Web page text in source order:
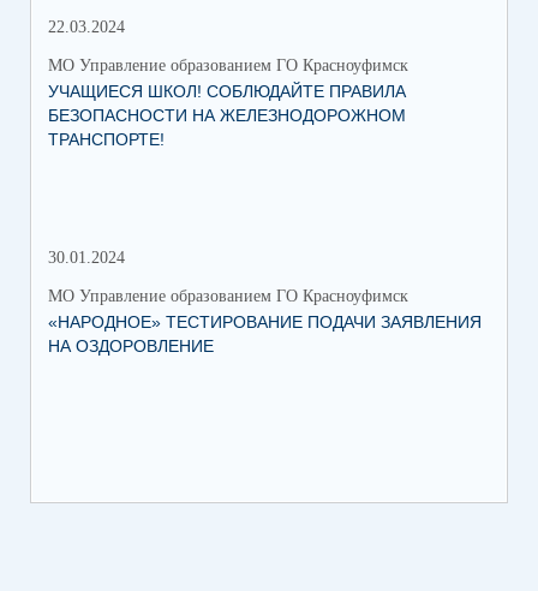
22.03.2024
МО Управление образованием ГО Красноуфимск
УЧАЩИЕСЯ ШКОЛ! СОБЛЮДАЙТЕ ПРАВИЛА
БЕЗОПАСНОСТИ НА ЖЕЛЕЗНОДОРОЖНОМ
ТРАНСПОРТЕ!
30.01.2024
МО Управление образованием ГО Красноуфимск
«НАРОДНОЕ» ТЕСТИРОВАНИЕ ПОДАЧИ ЗАЯВЛЕНИЯ
НА ОЗДОРОВЛЕНИЕ